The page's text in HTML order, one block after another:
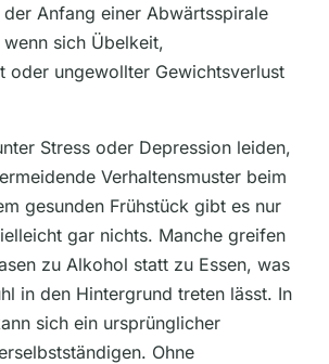
Anfang einer Abwärtsspirale
sich Übelkeit,
oder ungewollter Gewichtsverlust
Stress oder Depression leiden,
Verhaltensmuster beim
gesunden Frühstück gibt es nur
gar nichts. Manche greifen
zu Alkohol statt zu Essen, was
in den Hintergrund treten lässt. In
sich ein ursprünglicher
Ohne